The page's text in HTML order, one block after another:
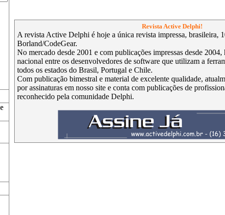
Revista Active Delphi!
A revista Active Delphi é hoje a única revista impressa, brasileira,
Borland/CodeGear.
No mercado desde 2001 e com publicações impressas desde
nacional entre os desenvolvedores de software que utilizam a
todos os estados do Brasil, Portugal e Chile.
Com publicação bimestral e material de excelente qualidade,
por assinaturas em nosso site e conta com publicações de
reconhecido pela comunidade Delphi.